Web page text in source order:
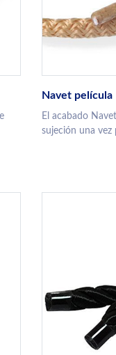
Navet película
El acabado
sujeción una vez